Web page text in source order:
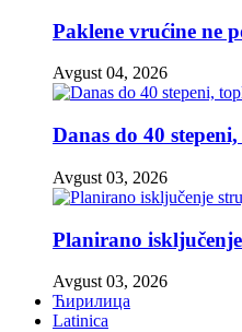
Paklene vrućine ne
Avgust 04, 2026
Danas do 40
Avgust 03, 2026
Planirano
Avgust 03, 2026
Ћирилица
Latinica